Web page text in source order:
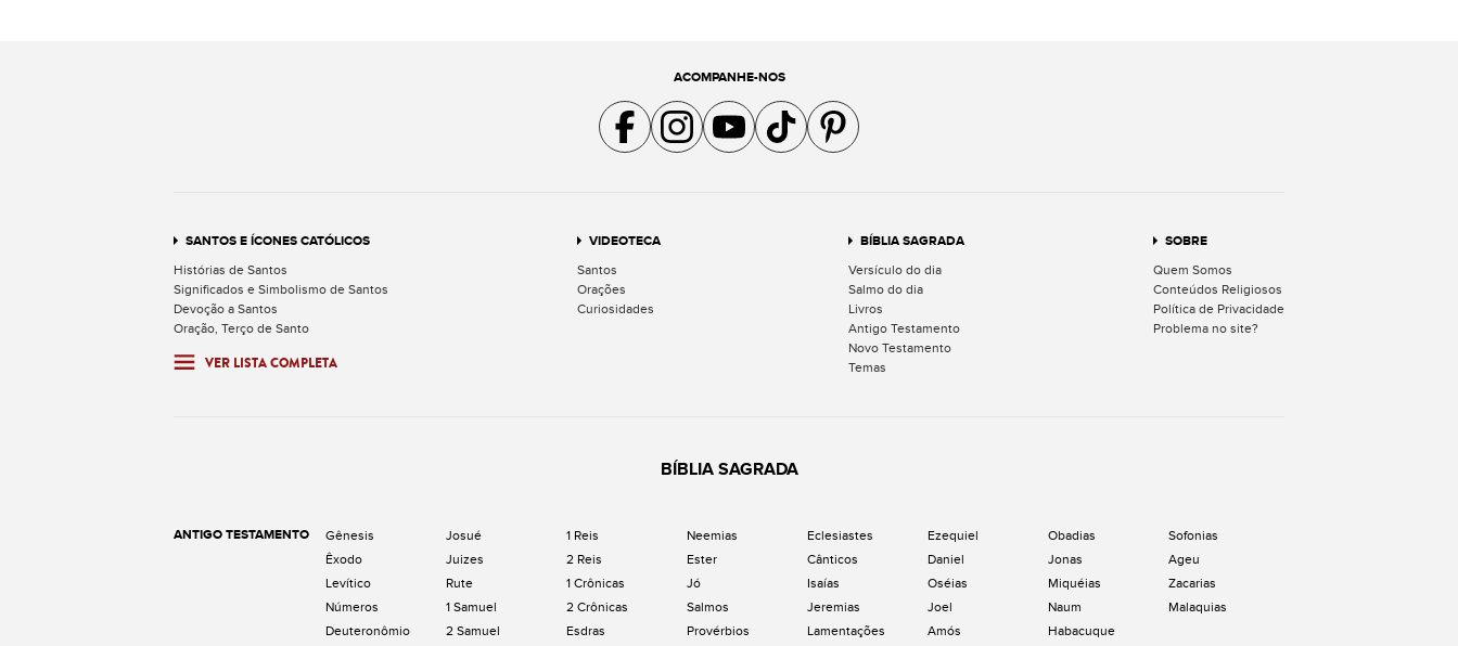
ACOMPANHE-NOS
Acompanhe a gente no Facebook
Acompanhe a gente no Instagram
Acompanhe a gente no YouTube
Acompanhe a gente no TikTok
Acompanhe a gente no Pinterest
SANTOS E ÍCONES CATÓLICOS
Histórias de Santos
Significados e Simbolismo de Santos
Devoção a Santos
Oração, Terço de Santo
VER LISTA COMPLETA
VIDEOTECA
Santos
Orações
Curiosidades
BÍBLIA SAGRADA
Versículo do dia
Salmo do dia
Livros
Antigo Testamento
Novo Testamento
Temas
SOBRE
Quem Somos
Conteúdos Religiosos
Política de Privacidade
Problema no site?
BÍBLIA SAGRADA
ANTIGO TESTAMENTO
Gênesis
Êxodo
Levítico
Números
Deuteronômio
Josué
Juizes
Rute
1 Samuel
2 Samuel
1 Reis
2 Reis
1 Crônicas
2 Crônicas
Esdras
Neemias
Ester
Jó
Salmos
Provérbios
Eclesiastes
Cânticos
Isaías
Jeremias
Lamentações
Ezequiel
Daniel
Oséias
Joel
Amós
Obadias
Jonas
Miquéias
Naum
Habacuque
Sofonias
Ageu
Zacarias
Malaquias